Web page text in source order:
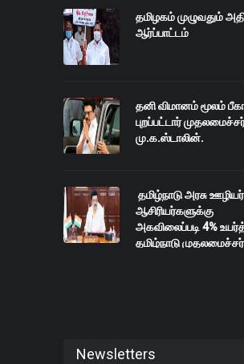
தமிழகம் முழுவதும்
ஆர்ப்பாட்டம்
தனி விமானம் மூலம்
புறப்பட்டார்
மு.க.ஸ்டாலின்.
தமிழ்நாடு அரசு
ஆசிரியர்களுக்கு
அகவிலைப்படி 4%
தமிழ்நாடு
Newsletters